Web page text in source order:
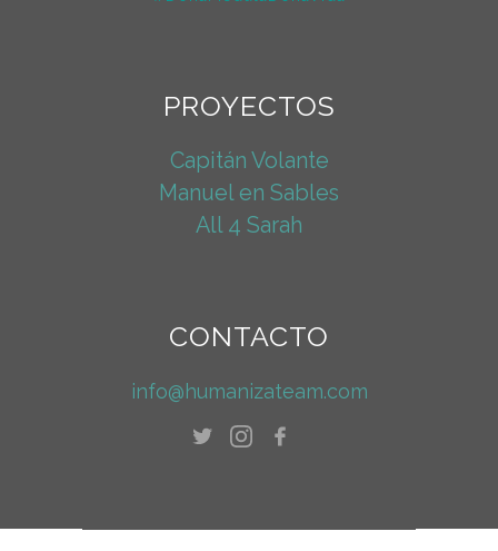
PROYECTOS
Capitán Volante
Manuel en Sables
All 4 Sarah
CONTACTO
info@humanizateam.com